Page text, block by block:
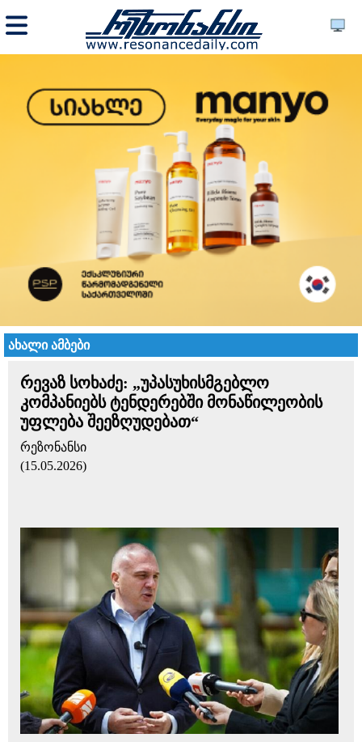
ახალი ამბები
რევაზ სოხაძე: „უპასუხისმგებლო
კომპანიებს ტენდერებში მონაწილეობის
უფლება შეეზღუდებათ“
რეზონანსი
(15.05.2026)